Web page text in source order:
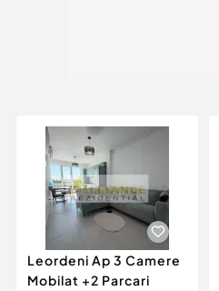
Leordeni Ap 3 Camere
Mobilat +2 Parcari